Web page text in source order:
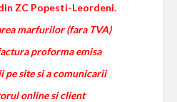
ZC Popesti-Leordeni.
marfurilor (fara TVA)
proforma emisa
pe site si a comunicarii
online si client